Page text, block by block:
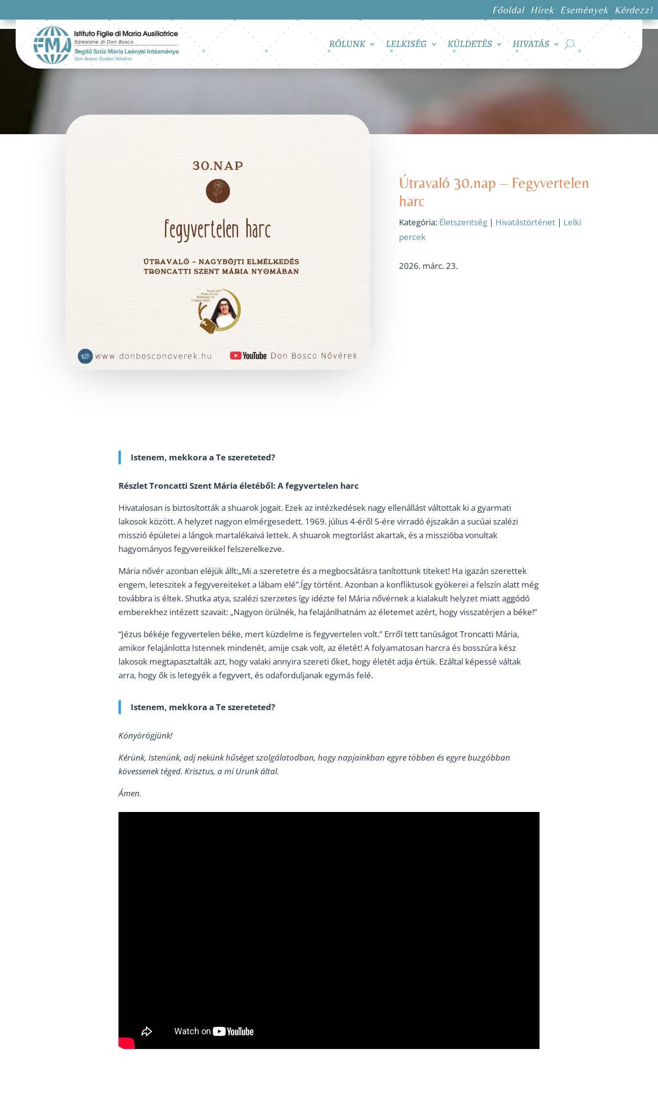
Főoldal Hírek Események Kérdezz!
RÓLUNK LELKISÉG KÜLDETÉS HIVATÁS
Útravaló 30.nap – Fegyvertelen
harc
Kategória: Életszentség| Hivatástörténet| Lelki
percek
2026. márc. 23.
Istenem, mekkora a Te szereteted?
Részlet Troncatti Szent Mária életéből: A fegyvertelen harc
Hivatalosan is biztosították a shuarok jogait. Ezek az intézkedések nagy ellenállást váltottak ki a gyarmati
lakosok között. A helyzet nagyon elmérgesedett. 1969. július 4-éről 5-ére virradó éjszakán a sucúai szalézi
misszió épületei a lángok martalékaivá lettek. A shuarok megtorlást akartak, és a misszióba vonultak
hagyományos fegyvereikkel felszerelkezve.
Mária nővér azonban eléjük állt:„Mi a szeretetre és a megbocsátásra tanítottunk titeket! Ha igazán szerettek
engem, leteszitek a fegyvereiteket a lábam elé”.Így történt. Azonban a konfliktusok gyökerei a felszín alatt még
továbbra is éltek. Shutka atya, szalézi szerzetes így idézte fel Mária nővérnek a kialakult helyzet miatt aggódó
emberekhez intézett szavait: „Nagyon örülnék, ha felajánlhatnám az életemet azért, hogy visszatérjen a béke!”
“Jézus békéje fegyvertelen béke, mert küzdelme is fegyvertelen volt.” Erről tett tanúságot Troncatti Mária,
amikor felajánlotta Istennek mindenét, amije csak volt, az életét! A folyamatosan harcra és bosszúra kész
lakosok megtapasztalták azt, hogy valaki annyira szereti őket, hogy életét adja értük. Ezáltal képessé váltak
arra, hogy ők is letegyék a fegyvert, és odaforduljanak egymás felé.
Istenem, mekkora a Te szereteted?
Könyörögjünk!
Kérünk, Istenünk, adj nekünk hűséget szolgálatodban, hogy napjainkban egyre többen és egyre buzgóbban
kövessenek téged. Krisztus, a mi Urunk által.
Ámen.